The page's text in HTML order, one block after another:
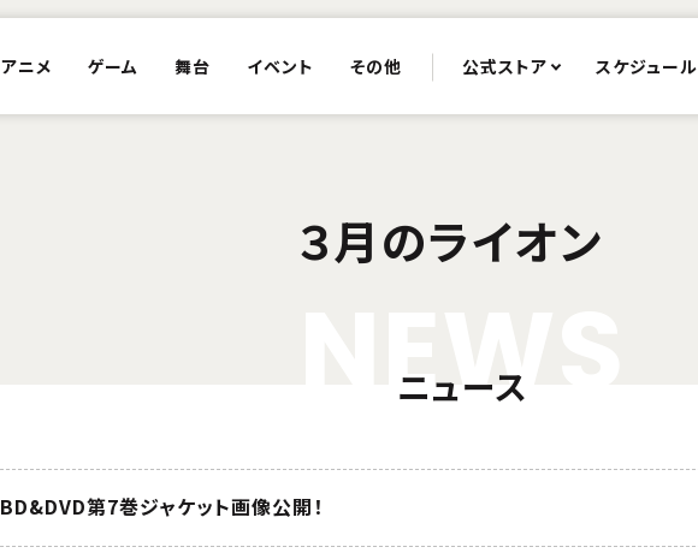
アニメ ゲーム 舞台 イベント その他 公式ストア スケジュール
３月のライオン
EW
ニュース
BD&DVD第7巻ジャケット画像公開！